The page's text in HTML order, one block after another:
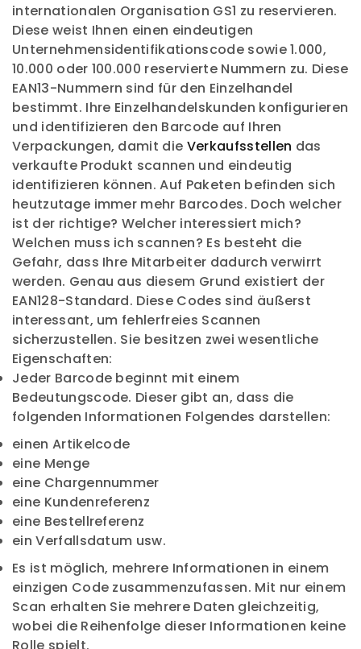
internationalen Organisation GS1 zu reservieren.
Diese weist Ihnen einen eindeutigen
Unternehmensidentifikationscode sowie 1.000,
10.000 oder 100.000 reservierte Nummern zu. Diese
EAN13-Nummern sind für den Einzelhandel
bestimmt. Ihre Einzelhandelskunden konfigurieren
und identifizieren den Barcode auf Ihren
Verpackungen, damit die Verkaufsstellen das
verkaufte Produkt scannen und eindeutig
identifizieren können. Auf Paketen befinden sich
heutzutage immer mehr Barcodes. Doch welcher
ist der richtige? Welcher interessiert mich?
Welchen muss ich scannen? Es besteht die
Gefahr, dass Ihre Mitarbeiter dadurch verwirrt
werden. Genau aus diesem Grund existiert der
EAN128-Standard. Diese Codes sind äußerst
interessant, um fehlerfreies Scannen
sicherzustellen. Sie besitzen zwei wesentliche
Eigenschaften:
Jeder Barcode beginnt mit einem
Bedeutungscode. Dieser gibt an, dass die
folgenden Informationen Folgendes darstellen:
einen Artikelcode
eine Menge
eine Chargennummer
eine Kundenreferenz
eine Bestellreferenz
ein Verfallsdatum usw.
Es ist möglich, mehrere Informationen in einem
einzigen Code zusammenzufassen. Mit nur einem
Scan erhalten Sie mehrere Daten gleichzeitig,
wobei die Reihenfolge dieser Informationen keine